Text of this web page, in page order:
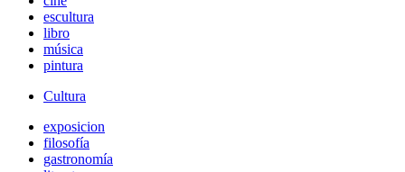
escultura
libro
música
pintura
Cultura
exposicion
filosofía
gastronomía